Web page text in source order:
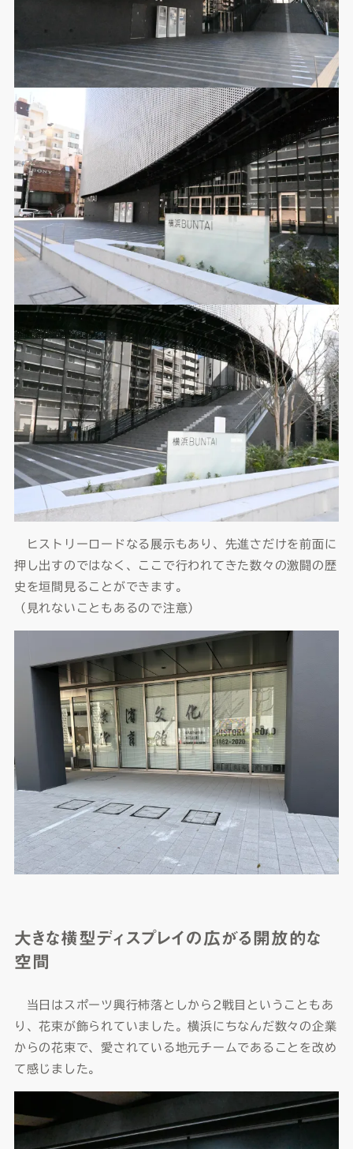
ヒストリーロードなる展示もあり、先進さだけを前面に
押し出すのではなく、ここで行われてきた数々の激闘の歴
史を垣間見ることができます。
（見れないこともあるので注意）
大きな横型ディスプレイの広がる開放的な
空間
当日はスポーツ興行柿落としから2戦目ということもあ
り、花束が飾られていました。横浜にちなんだ数々の企業
からの花束で、愛されている地元チームであることを改め
て感じました。